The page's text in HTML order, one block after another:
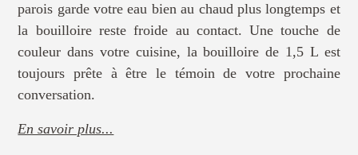
parois garde votre eau bien au chaud plus longtemps et
la bouilloire reste froide au contact. Une touche de
couleur dans votre cuisine, la bouilloire de 1,5 L est
toujours prête à être le témoin de votre prochaine
conversation.
En savoir plus...